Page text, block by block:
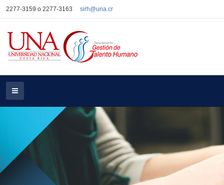
2277-3159 o 2277-3163 sirh@una.cr